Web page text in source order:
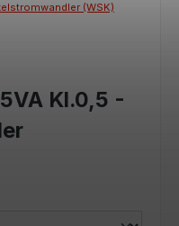
(WSK)
Kl.0,5 -